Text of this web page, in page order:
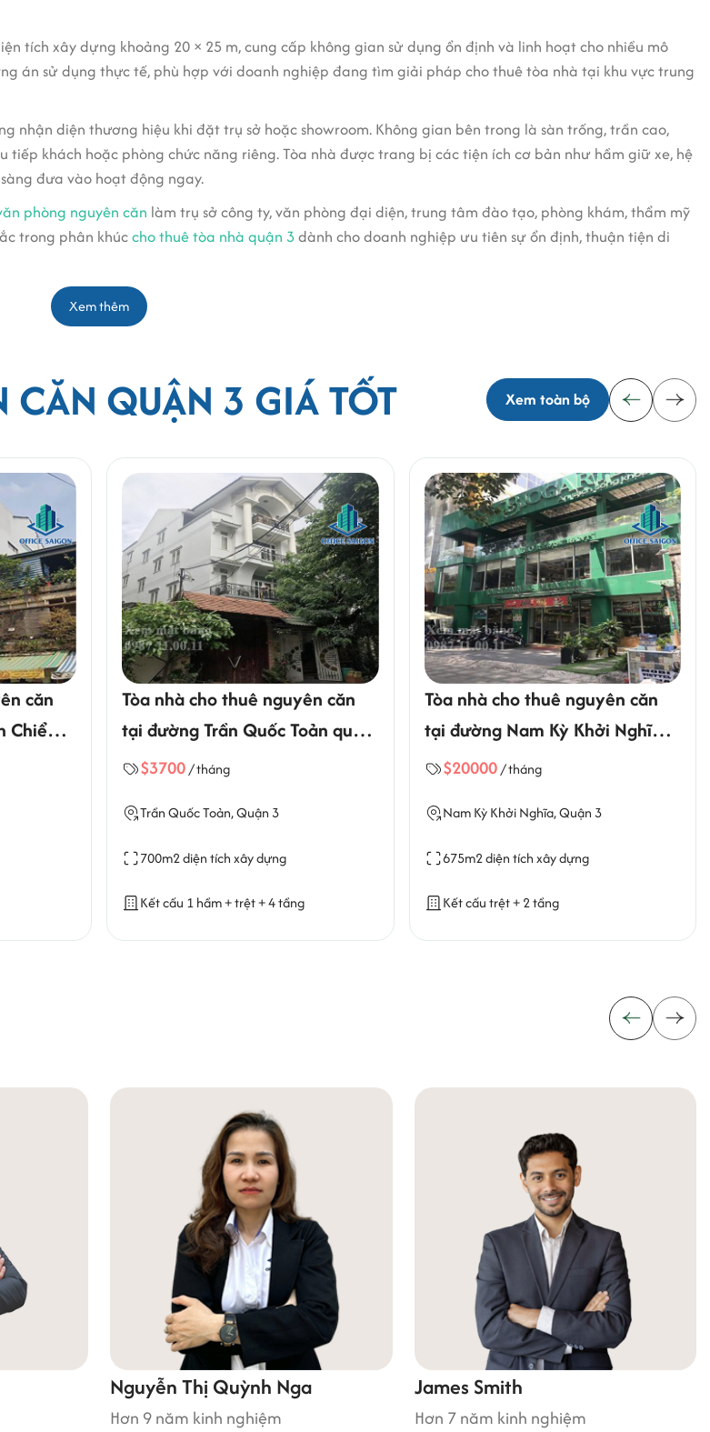
tích xây dựng khoảng 20 × 25 m, cung cấp không gian sử dụng ổn định và linh hoạt cho nhiều mô
án sử dụng thực tế, phù hợp với doanh nghiệp đang tìm giải pháp cho thuê tòa nhà tại khu vực trung
diện thương hiệu khi đặt trụ sở hoặc showroom. Không gian bên trong là sàn trống, trần cao,
khách hoặc phòng chức năng riêng. Tòa nhà được trang bị các tiện ích cơ bản như hầm giữ xe, hệ
đưa vào hoạt động ngay.
phòng nguyên căn làm trụ sở công ty, văn phòng đại diện, trung tâm đào tạo, phòng khám, thẩm mỹ
trong phân khúccho thuê tòa nhà quận 3dành cho doanh nghiệp ưu tiên sự ổn định, thuận tiện di
Xem thêm
CĂN QUẬN 3 GIÁ TỐT Xem toàn bộ
căn
Chiểu
Tòa nhà cho thuê nguyên căn
tại đường Trần Quốc Toản quận
3 $3700/ tháng
Trần Quốc Toản, Quận 3
700m2 diện tích xây dựng
Kết cấu 1 hầm + trệt + 4 tầng
Tòa nhà cho thuê nguyên căn
tại đường Nam Kỳ Khởi Nghĩa
quận 3
$20000/ tháng
Nam Kỳ Khởi Nghĩa, Quận 3
675m2 diện tích xây dựng
Kết cấu trệt + 2 tầng
Nguyễn Thị Quỳnh Nga
Hơn 9 năm kinh nghiệm
James Smith
Hơn 7 năm kinh nghiệm